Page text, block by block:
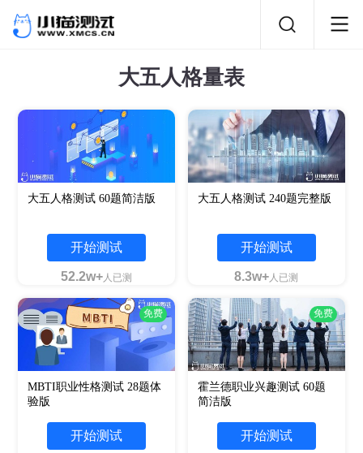
大五人格量表
大五人格测试 60题简洁版
开始测试
52.2w+人已测
大五人格测试 240题完整版
开始测试
8.3w+人已测
免费
MBTI职业性格测试 28题体
验版
开始测试
免费
霍兰德职业兴趣测试 60题
简洁版
开始测试